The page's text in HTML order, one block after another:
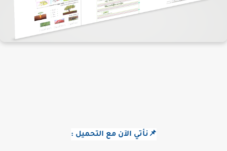
📌نأتي الآن مع التحميل :